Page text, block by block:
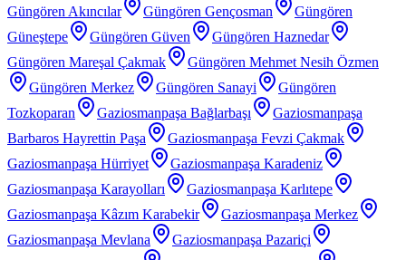
Güngören Akıncılar
Güngören Gençosman
Güngören
Güneştepe
Güngören Güven
Güngören Haznedar
Güngören Mareşal Çakmak
Güngören Mehmet Nesih Özmen
Güngören Merkez
Güngören Sanayi
Güngören
Tozkoparan
Gaziosmanpaşa Bağlarbaşı
Gaziosmanpaşa
Barbaros Hayrettin Paşa
Gaziosmanpaşa Fevzi Çakmak
Gaziosmanpaşa Hürriyet
Gaziosmanpaşa Karadeniz
Gaziosmanpaşa Karayolları
Gaziosmanpaşa Karlıtepe
Gaziosmanpaşa Kâzım Karabekir
Gaziosmanpaşa Merkez
Gaziosmanpaşa Mevlana
Gaziosmanpaşa Pazariçi